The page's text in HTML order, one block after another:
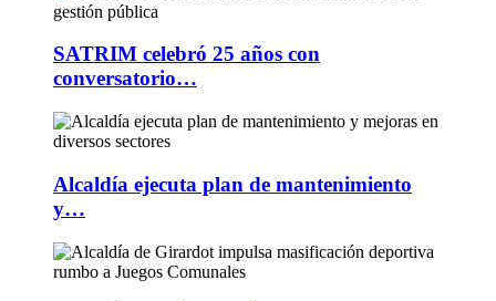
SATRIM celebró 25 años con
conversatorio…
Alcaldía ejecuta plan de mantenimiento
y…